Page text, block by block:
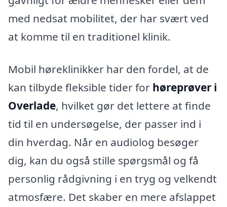
med nedsat mobilitet, der har svært ved
at komme til en traditionel klinik.
Mobil høreklinikker har den fordel, at de
kan tilbyde fleksible tider for høreprøver i
Overlade, hvilket gør det lettere at finde
tid til en undersøgelse, der passer ind i
din hverdag. Når en audiolog besøger
dig, kan du også stille spørgsmål og få
personlig rådgivning i en tryg og velkendt
atmosfære. Det skaber en mere afslappet